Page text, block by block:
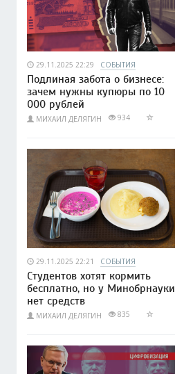
29.11.2025 22:29 СОБЫТИЯ
Подлиная забота о бизнесе:
зачем нужны купюры по 10
000 рублей
МИХАИЛ ДЕЛЯГИН 934
29.11.2025 22:21 СОБЫТИЯ
Студентов хотят кормить
бесплатно, но у Минобрнауки
нет средств
МИХАИЛ ДЕЛЯГИН 835